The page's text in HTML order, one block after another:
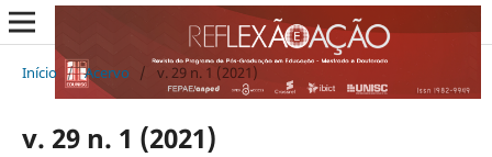
Início / Acervo / v. 29 n. 1 (2021)
v. 29 n. 1 (2021)